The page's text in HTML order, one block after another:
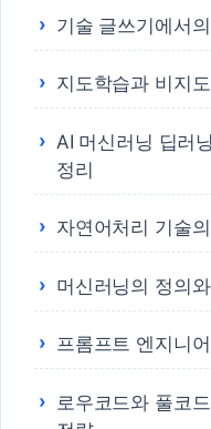
기술 글쓰기에서
지도학습과 비지
AI 머신러닝 딥러
정리
자연어처리 기술
머신러닝의 정의
프롬프트 엔지니
로우코드와 풀코